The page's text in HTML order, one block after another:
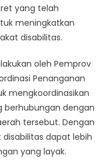
Disabilitas:
Program
Unggulan
Tindakan
yang telah
meningkatkan
disabilitas.
oleh Pemprov
Penanganan
mengkoordinasikan
berhubungan dengan
tersebut. Dengan
disabilitas dapat lebih
yang layak.